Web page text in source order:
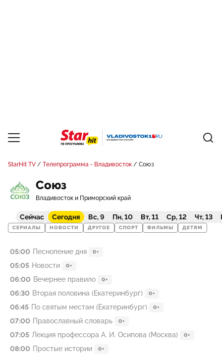
StarHit TV Телепрограмма - Владивосток Союз
Союз
Владивосток и Приморский край
Сейчас Сегодня Вс, 9 Пн, 10 Вт, 11 Ср, 12 Чт, 13
СЕРИАЛЫ НОВОСТИ ДРУГОЕ СПОРТ ФИЛЬМЫ ДЕТЯМ
05:00 Песнопение дня 0+
05:05 Новости 0+
06:00 Вечернее правило 0+
06:30 Вторая половина (Екатеринбург) 0+
06:45 По святым местам (Екатеринбург) 0+
07:00 Православный словарь 0+
07:05 Лекция профессора А. И. Осипова (Москва) 0+
08:00 Простые истории 0+